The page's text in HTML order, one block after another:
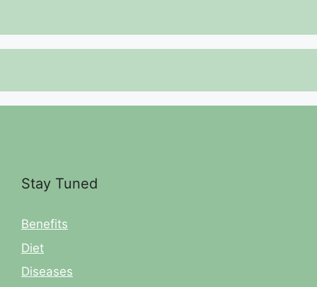
Stay Tuned
Benefits
Diet
Diseases